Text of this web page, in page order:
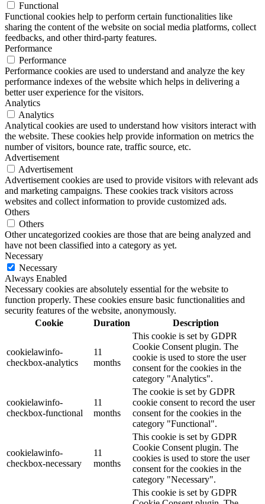
Functional
Functional cookies help to perform certain functionalities like
sharing the content of the website on social media platforms, collect
feedbacks, and other third-party features.
Performance
Performance
Performance cookies are used to understand and analyze the key
performance indexes of the website which helps in delivering a
better user experience for the visitors.
Analytics
Analytics
Analytical cookies are used to understand how visitors interact with
the website. These cookies help provide information on metrics the
number of visitors, bounce rate, traffic source, etc.
Advertisement
Advertisement
Advertisement cookies are used to provide visitors with relevant ads
and marketing campaigns. These cookies track visitors across
websites and collect information to provide customized ads.
Others
Others
Other uncategorized cookies are those that are being analyzed and
have not been classified into a category as yet.
Necessary
Necessary
Always Enabled
Necessary cookies are absolutely essential for the website to
function properly. These cookies ensure basic functionalities and
security features of the website, anonymously.
Cookie
Duration Description
cookielawinfo-
checkbox-analytics
11
months
This cookie is set by GDPR
Cookie Consent plugin. The
cookie is used to store the user
consent for the cookies in the
category "Analytics".
cookielawinfo-
checkbox-functional
11
months
The cookie is set by GDPR
cookie consent to record the user
consent for the cookies in the
category "Functional".
cookielawinfo-
checkbox-necessary
11
months
This cookie is set by GDPR
Cookie Consent plugin. The
cookies is used to store the user
consent for the cookies in the
category "Necessary".
This cookie is set by GDPR